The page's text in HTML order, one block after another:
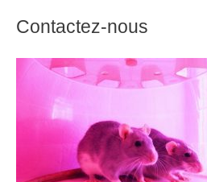
Contactez-nous